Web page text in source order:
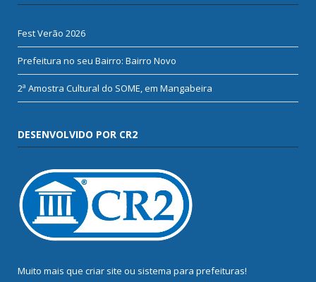
Fest Verão 2026
Prefeitura no seu Bairro: Bairro Novo
2ª Amostra Cultural do SOME, em Mangabeira
DESENVOLVIDO POR CR2
Muito mais que criar site ou sistema para prefeituras!